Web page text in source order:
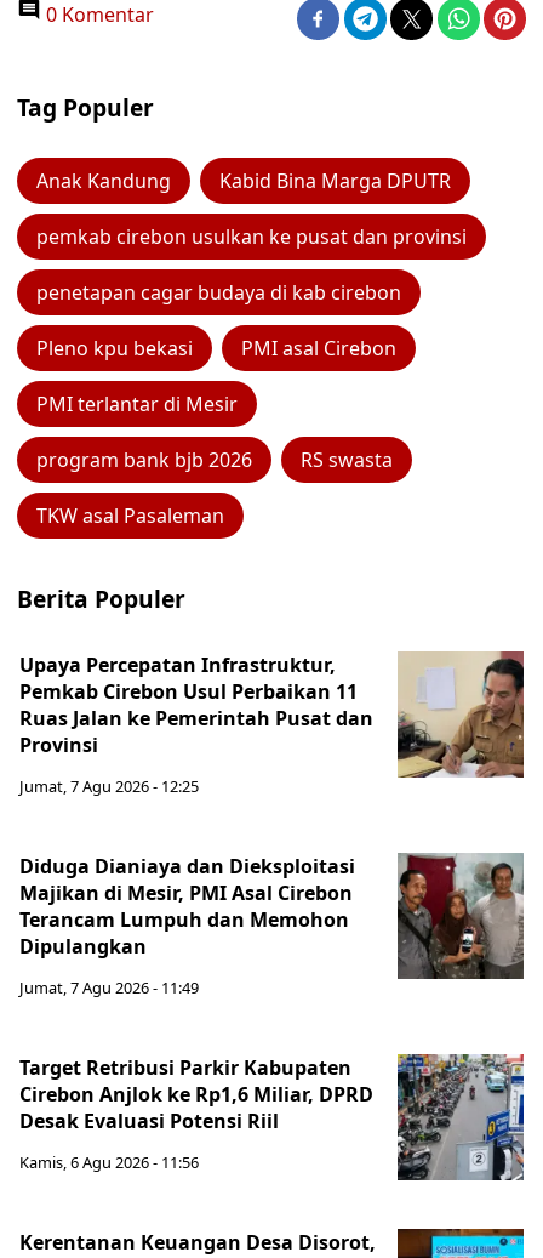
0 Komentar
Tag Populer
Anak Kandung Kabid Bina Marga DPUTR
pemkab cirebon usulkan ke pusat dan provinsi
penetapan cagar budaya di kab cirebon
Pleno kpu bekasi PMI asal Cirebon
PMI terlantar di Mesir
program bank bjb 2026 RS swasta
TKW asal Pasaleman
Berita Populer
Upaya Percepatan Infrastruktur,
Pemkab Cirebon Usul Perbaikan 11
Ruas Jalan ke Pemerintah Pusat dan
Provinsi
Jumat, 7 Agu 2026 - 12:25
Diduga Dianiaya dan Dieksploitasi
Majikan di Mesir, PMI Asal Cirebon
Terancam Lumpuh dan Memohon
Dipulangkan
Jumat, 7 Agu 2026 - 11:49
Target Retribusi Parkir Kabupaten
Cirebon Anjlok ke Rp1,6 Miliar, DPRD
Desak Evaluasi Potensi Riil
Kamis, 6 Agu 2026 - 11:56
Kerentanan Keuangan Desa Disorot,